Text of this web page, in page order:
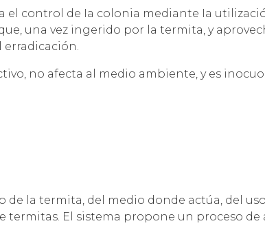
el control de Ia colonia mediante Ia
una vez ingerido por la termita, y
no afecta al medio ambiente, y es
la termita, del medio donde actúa, del
El sistema propone un proceso de